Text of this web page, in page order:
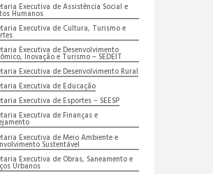
Executiva de Assistência Social e
Humanos
Executiva de Cultura, Turismo e
Executiva de Desenvolvimento
Inovação e Turismo – SEDEIT
Executiva de Desenvolvimento Rural
Executiva de Educação
Executiva de Esportes – SEESP
Executiva de Finanças e
Executiva de Meio Ambiente e
Sustentável
Executiva de Obras, Saneamento e
Urbanos